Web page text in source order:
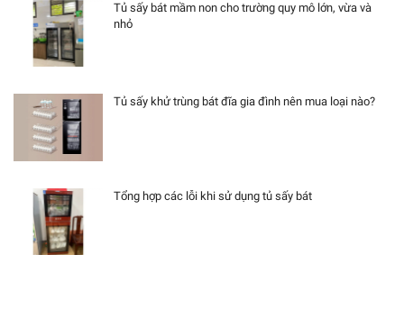
Tủ sấy bát mầm non cho trường quy mô lớn, vừa và
nhỏ
Tủ sấy khử trùng bát đĩa gia đình nên mua loại nào?
Tổng hợp các lỗi khi sử dụng tủ sấy bát